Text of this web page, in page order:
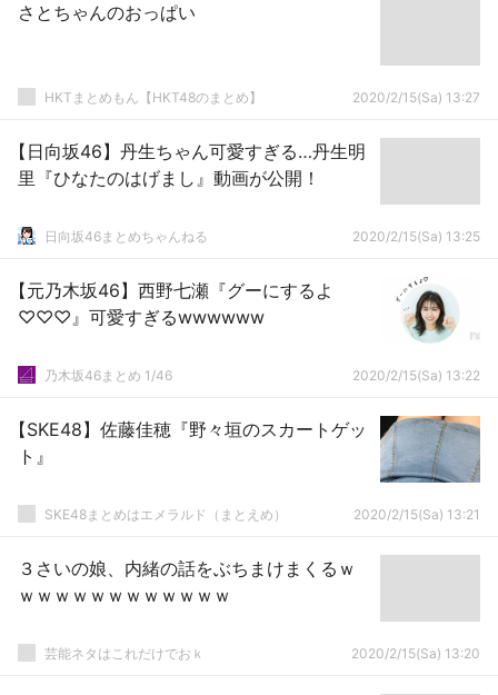
さとちゃんのおっぱい
HKTまとめもん【HKT48のまとめ】 2020/2/15(Sa) 13:27
【日向坂46】丹生ちゃん可愛すぎる…丹生明
里『ひなたのはげまし』動画が公開！
日向坂46まとめちゃんねる 2020/2/15(Sa) 13:25
【元乃木坂46】西野七瀬『グーにするよ
♡♡♡』可愛すぎるwwwwww
乃木坂46まとめ 1/46 2020/2/15(Sa) 13:22
【SKE48】佐藤佳穂『野々垣のスカートゲッ
ト』
SKE48まとめはエメラルド（まとえめ） 2020/2/15(Sa) 13:21
３さいの娘、内緒の話をぶちまけまくるｗ
ｗｗｗｗｗｗｗｗｗｗｗｗ
芸能ネタはこれだけでおｋ 2020/2/15(Sa) 13:20